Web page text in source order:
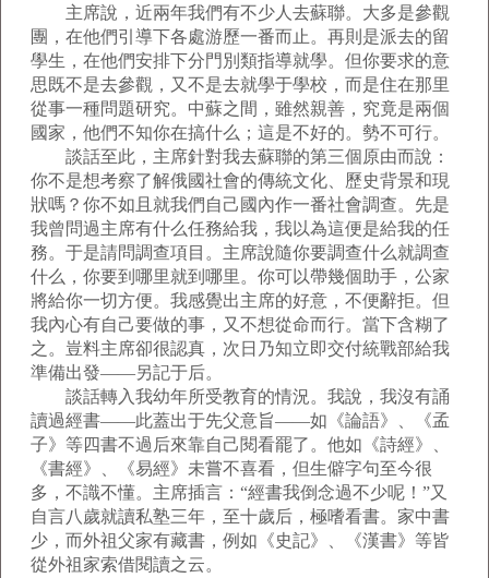
主席說，近兩年我們有不少人去蘇聯。大多是參觀
團，在他們引導下各處游歷一番而止。再則是派去的留
學生，在他們安排下分門別類指導就學。但你要求的意
思既不是去參觀，又不是去就學于學校，而是住在那里
從事一種問題研究。中蘇之間，雖然親善，究竟是兩個
國家，他們不知你在搞什么；這是不好的。勢不可行。
談話至此，主席針對我去蘇聯的第三個原由而說：
你不是想考察了解俄國社會的傳統文化、歷史背景和現
狀嗎？你不如且就我們自己國內作一番社會調查。先是
我曾問過主席有什么任務給我，我以為這便是給我的任
務。于是請問調查項目。主席說隨你要調查什么就調查
什么，你要到哪里就到哪里。你可以帶幾個助手，公家
將給你一切方便。我感覺出主席的好意，不便辭拒。但
我內心有自己要做的事，又不想從命而行。當下含糊了
之。豈料主席卻很認真，次日乃知立即交付統戰部給我
準備出發——另記于后。
談話轉入我幼年所受教育的情況。我說，我沒有誦
讀過經書——此蓋出于先父意旨——如《論語》、《孟
子》等四書不過后來靠自己閱看罷了。他如《詩經》、
《書經》、《易經》未嘗不喜看，但生僻字句至今很
多，不識不懂。主席插言：“經書我倒念過不少呢！”又
自言八歲就讀私塾三年，至十歲后，極嗜看書。家中書
少，而外祖父家有藏書，例如《史記》、《漢書》等皆
從外祖家索借閱讀之云。